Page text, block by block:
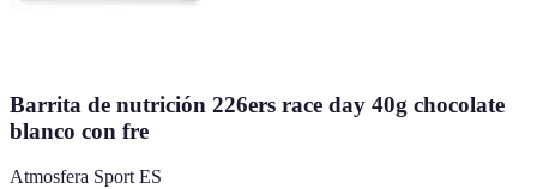
Barrita de nutrición 226ers race day 40g chocolate
blanco con fre
Atmosfera Sport ES